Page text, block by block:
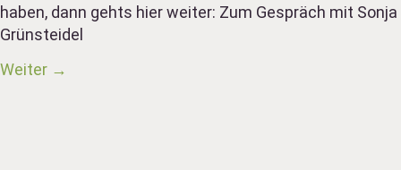
haben, dann gehts hier weiter: Zum Gespräch mit Sonja
Grünsteidel
Weiter →